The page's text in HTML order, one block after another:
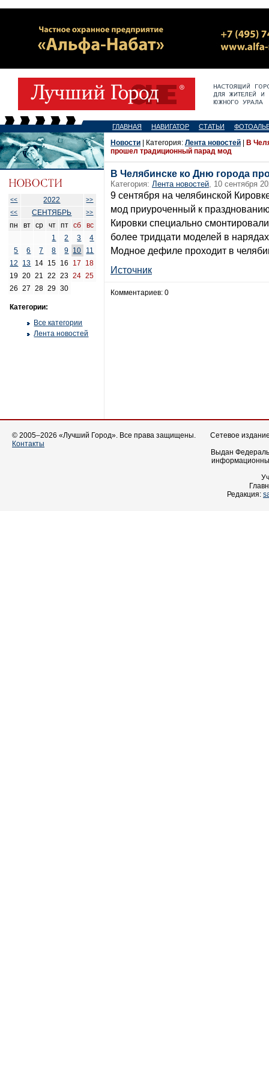
ГЛАВНАЯ НАВИГАТОР СТАТЬИ
<< 2022
>>
<<
СЕНТЯБРЬ >>
пн вт ср чт пт сб
вс
1
2 3
4
5
6 7 8 9 10
11
12
13 14 15 16 17
18
19 20 21 22 23 24 25
26
27 28 29 30
Категории:
Все категории
Лента новостей
Новости | Категория: Лента новостей
В
прошел традиционный парад мод
В Челябинске ко Дню города
Категория: Лента новостей, 10 сентября
9 сентября на челябинской
мод приуроченный к
Кировки специально
более тридцати моделей в
Модное дефиле проходит в
Источник
Комментариев: 0
© 2005–2026 «Лучший Город». Все права защищены.
Контакты
Сетевое
Выдан
Редакция: